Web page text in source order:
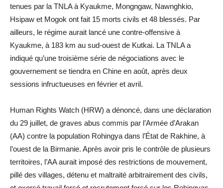
tenues par la TNLA à Kyaukme, Mongngaw, Nawnghkio,
Hsipaw et Mogok ont fait 15 morts civils et 48 blessés. Par
ailleurs, le régime aurait lancé une contre-offensive à
Kyaukme, à 183 km au sud-ouest de Kutkai. La TNLA a
indiqué qu’une troisième série de négociations avec le
gouvernement se tiendra en Chine en août, après deux
sessions infructueuses en février et avril.
Human Rights Watch (HRW) a dénoncé, dans une déclaration
du 29 juillet, de graves abus commis par l’Armée d’Arakan
(AA) contre la population Rohingya dans l’État de Rakhine, à
l’ouest de la Birmanie. Après avoir pris le contrôle de plusieurs
territoires, l’AA aurait imposé des restrictions de mouvement,
pillé des villages, détenu et maltraité arbitrairement des civils,